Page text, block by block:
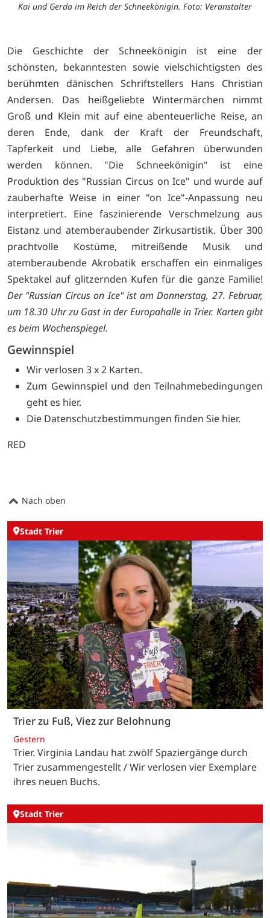
Kai und Gerda im Reich der Schneekönigin. Foto: Veranstalter
Die Geschichte der Schneekönigin ist eine der
schönsten, bekanntesten sowie vielschichtigsten des
berühmten dänischen Schriftstellers Hans Christian
Andersen. Das heißgeliebte Wintermärchen nimmt
Groß und Klein mit auf eine abenteuerliche Reise, an
deren Ende, dank der Kraft der Freundschaft,
Tapferkeit und Liebe, alle Gefahren überwunden
werden können. "Die Schneekönigin" ist eine
Produktion des "Russian Circus on Ice" und wurde auf
zauberhafte Weise in einer "on Ice"-Anpassung neu
interpretiert. Eine faszinierende Verschmelzung aus
Eistanz und atemberaubender Zirkusartistik. Über 300
prachtvolle Kostüme, mitreißende Musik und
atemberaubende Akrobatik erschaffen ein einmaliges
Spektakel auf glitzernden Kufen für die ganze Familie!
Der "Russian Circus on Ice" ist am Donnerstag, 27. Februar,
um 18.30 Uhr zu Gast in der Europahalle in Trier. Karten gibt
es beim Wochenspiegel.
Gewinnspiel
Wir verlosen 3 x 2 Karten.
Zum Gewinnspiel und den Teilnahmebedingungen
geht es hier.
Die Datenschutzbestimmungen finden Sie hier.
RED
Nach oben
Stadt Trier
Trier zu Fuß, Viez zur Belohnung
Gestern
Trier. Virginia Landau hat zwölf Spaziergänge durch
Trier zusammengestellt / Wir verlosen vier Exemplare
ihres neuen Buchs.
Stadt Trier